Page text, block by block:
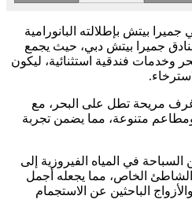
بيتش بإطلالته البانورامية
جميرا بيتش دبي، حيث يجمع
وخدمات فندقية استثنائية، ليكون
مريحة تطل على البحر، مع
متنوعة، مما يضمن تجربة
في المياه الفيروزية إلى
الخاص، مما يجعله أجمل
الباحثين عن الاستجمام